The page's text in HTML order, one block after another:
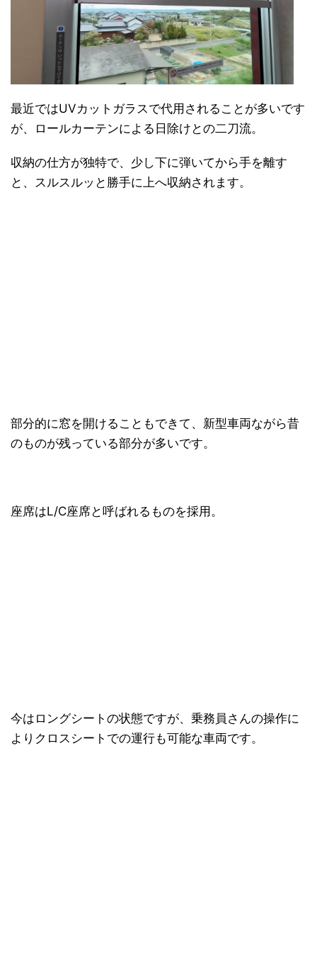
最近ではUVカットガラスで代用されることが多いです
が、ロールカーテンによる日除けとの二刀流。
収納の仕方が独特で、少し下に弾いてから手を離す
と、スルスルッと勝手に上へ収納されます。
部分的に窓を開けることもできて、新型車両ながら昔
のものが残っている部分が多いです。
座席はL/C座席と呼ばれるものを採用。
今はロングシートの状態ですが、乗務員さんの操作に
よりクロスシートでの運行も可能な車両です。